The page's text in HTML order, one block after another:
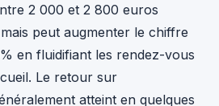
2 000 et 2 800 euros
peut augmenter le chiffre
en fluidifiant les rendez-vous
Le retour sur
atteint en quelques